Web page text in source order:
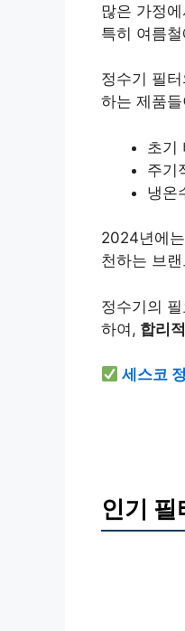
많은 가정
특히 여름
정수기 필
하는 제품
초기
주기
냉온
2024년에
천하는 브
정수기의
하여, 합리
세스코
인기